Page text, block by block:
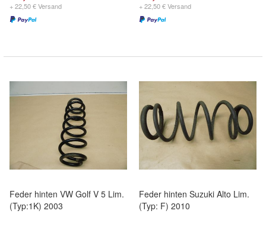
+ 22,50 € Versand + 22,50 € Versand
Feder hinten VW Golf V 5 Lim.
(Typ:1K) 2003
Feder hinten Suzuki Alto Lim.
(Typ: F) 2010